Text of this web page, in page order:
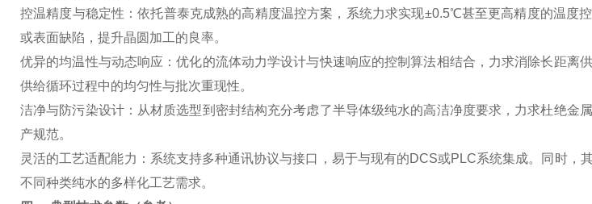
控温精度与稳定性 ：依托普泰克成熟的高精度温控方案，系统力求实现±0.5℃甚至更高精度的温度
或表面缺陷，提升晶圆加工的良率。
优异的均温性与动态响应 ：优化的流体动力学设计与快速响应的控制算法相结合，力求消除长距离
供给循环过程中的均匀性与批次重现性。
洁净与防污染设计：从材质选型到密封结构充分考虑了半导体级纯水的高洁净度要求，力求杜绝金
产规范。
灵活的工艺适配能力 ：系统支持多种通讯协议与接口，易于与现有的DCS或PLC系统集成。同时，
不同种类纯水的多样化工艺需求。